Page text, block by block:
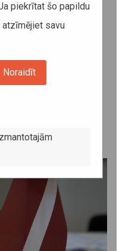
komisijas sanāksme
sanāksme
sanāksme
sanāksme
sanāksme
piekrītat šo papildu
atzīmējiet savu
Noraidīt